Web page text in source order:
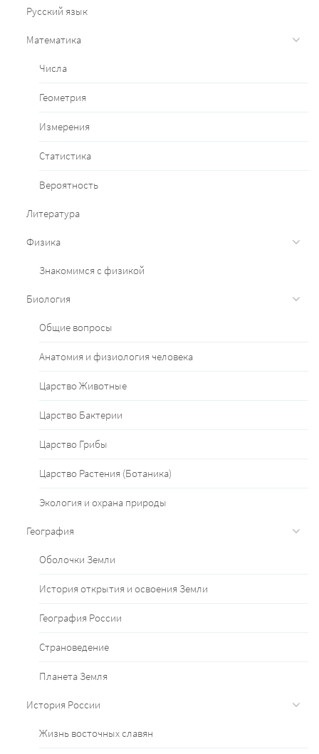
Русский язык
Математика
Числа
Геометрия
Измерения
Статистика
Вероятность
Литература
Физика
Знакомимся с физикой
Биология
Общие вопросы
Анатомия и физиология человека
Царство Животные
Царство Бактерии
Царство Грибы
Царство Растения (Ботаника)
Экология и охрана природы
География
Оболочки Земли
История открытия и освоения Земли
География России
Страноведение
Планета Земля
История России
Жизнь восточных славян